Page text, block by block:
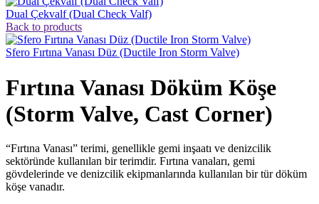
Dual Çekvalf (Dual Check Valf)
Back to products
Sfero Fırtına Vanası Düz (Ductile Iron Storm Valve)
Fırtına Vanası Döküm Köşe
(Storm Valve, Cast Corner)
“Fırtına Vanası” terimi, genellikle gemi inşaatı ve denizcilik
sektöründe kullanılan bir terimdir. Fırtına vanaları, gemi
gövdelerinde ve denizcilik ekipmanlarında kullanılan bir tür döküm
köşe vanadır.